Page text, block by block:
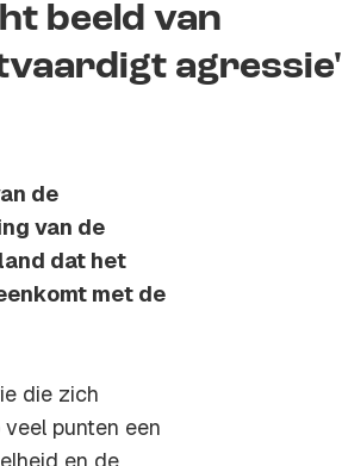
beeld van
agressie'
de
van de
dat het
met de
die zich
punten een